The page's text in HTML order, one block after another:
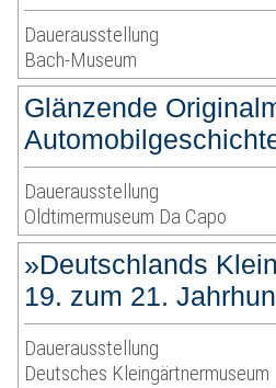
Dauerausstellung
Bach-Museum
Glänzende
Dauerausstellung
Oldtimermuseum Da Capo
»Deutschlands
19. zum 21.
Dauerausstellung
Deutsches Kleingärtnermuseum